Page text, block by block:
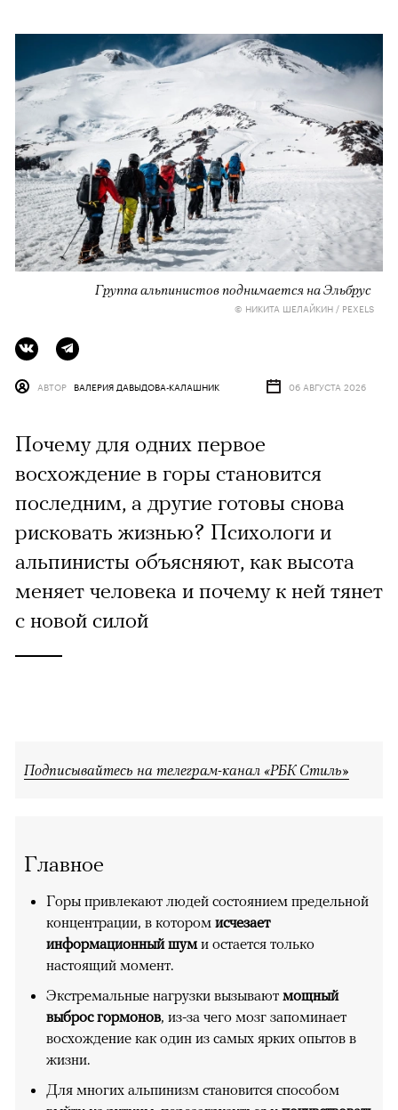
Группа альпинистов поднимается на Эльбрус
© НИКИТА ШЕЛАЙКИН / PEXELS
АВТОР ВАЛЕРИЯ ДАВЫДОВА-КАЛАШНИК 06 АВГУСТА 2026
Почему для одних первое
восхождение в горы становится
последним, а другие готовы снова
рисковать жизнью? Психологи и
альпинисты объясняют, как высота
меняет человека и почему к ней тянет
с новой силой
Подписывайтесь на телеграм-канал «РБК Стиль»
Главное
Горы привлекают людей состоянием предельной
концентрации, в котором исчезает
информационный шуми остается только
настоящий момент.
Экстремальные нагрузки вызывают мощный
выброс гормонов, из-за чего мозг запоминает
восхождение как один из самых ярких опытов в
жизни.
Для многих альпинизм становится способом